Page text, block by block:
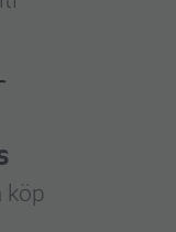
köp